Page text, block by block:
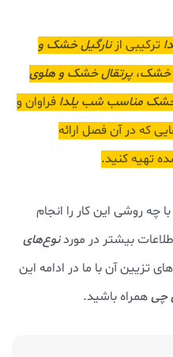
ترکیبی ازنارگیل خشک و
خشک،پرتقال خشک و هلوی
خشک مناسب شب یلدا فراوان و
که در آن فصل ارائه
تهیه کنید.
با چه روشی این کار را انجام
بیشتر در موردنوع‌های
تزیین آن با ما در ادامه این
چیهمراه باشید.